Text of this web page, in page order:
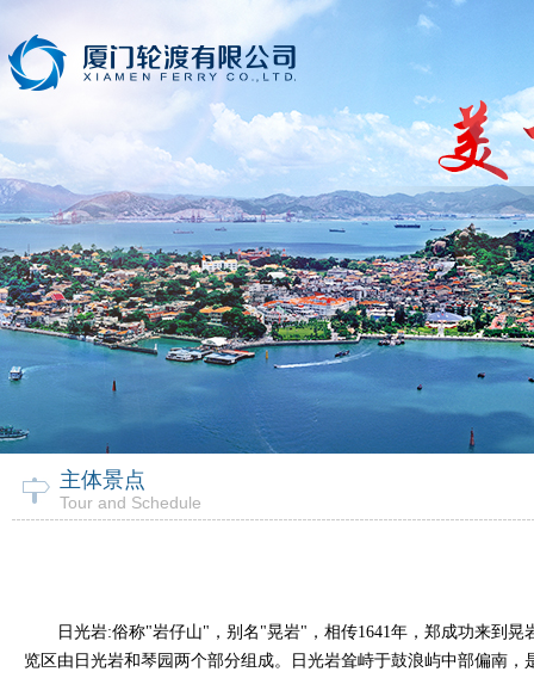
主体景点
Tour and Schedule
日光岩:俗称"岩仔山"，别名"晃岩"，相传1641年，郑成功来到晃
览区由日光岩和琴园两个部分组成。日光岩耸峙于鼓浪屿中部偏南